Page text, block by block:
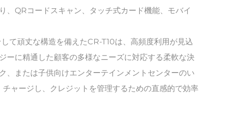
、QRコードスキャン、タッチ式カード機能、モバイ
て頑丈な構造を備えたCR-T10は、高頻度利用が見込
ーに精通した顧客の多様なニーズに対応する柔軟な決
、または子供向けエンターテインメントセンターのい
ャージし、クレジットを管理するための直感的で効率